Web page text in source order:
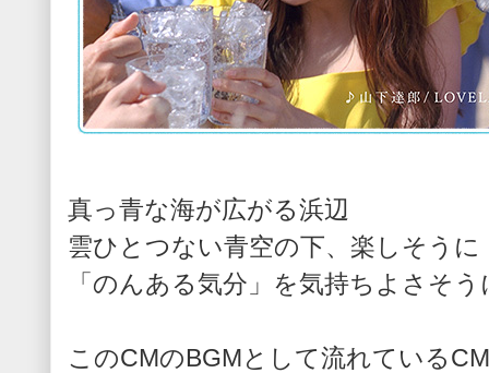
真っ青な海が広がる浜辺
雲ひとつない青空の下、楽しそうに
「のんある気分」を気持ちよさそ
このCMのBGMとして流れている